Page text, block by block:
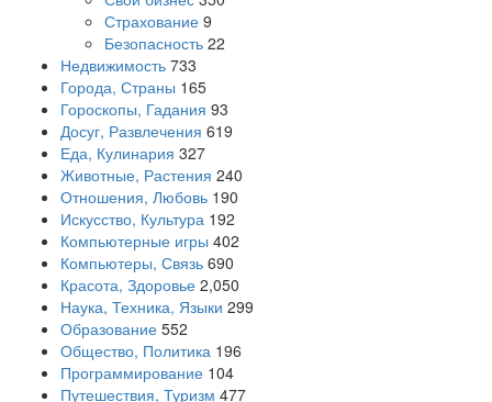
Страхование 9
Безопасность 22
Недвижимость 733
Города, Страны 165
Гороскопы, Гадания 93
Досуг, Развлечения 619
Еда, Кулинария 327
Животные, Растения 240
Отношения, Любовь 190
Искусство, Культура 192
Компьютерные игры 402
Компьютеры, Связь 690
Красота, Здоровье 2,050
Наука, Техника, Языки 299
Образование 552
Общество, Политика 196
Программирование 104
Путешествия, Туризм 477